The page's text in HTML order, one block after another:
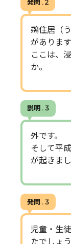
発問 . 2
鵜住居（
があります
ここは、
か。
説明 . 3
外です。
そして平
が起きまし
発問 . 3
児童・生
たでしょう